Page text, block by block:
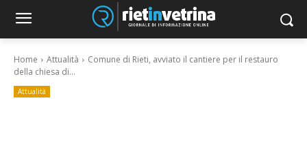
Home Attualità
Comune di Rieti, avviato il cantiere per il restauro
della chiesa di...
Attualità